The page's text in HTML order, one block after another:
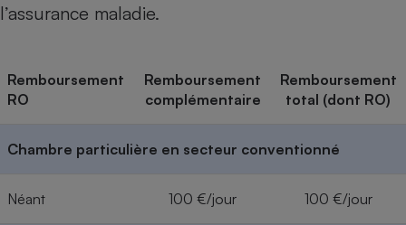
l’assurance maladie.
Remboursement
RO
Remboursement
complémentaire
Remboursement
total (dont RO)
Chambre particulière en secteur conventionné
Néant 100 €/jour 100 €/jour